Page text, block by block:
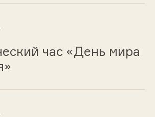
час «День мира